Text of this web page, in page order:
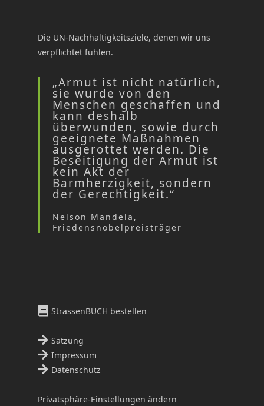
Die UN-Nachhaltigkeitsziele, denen wir uns
verpflichtet fühlen.
„Armut ist nicht natürlich,
sie wurde von den
Menschen geschaffen und
kann deshalb
überwunden, sowie durch
geeignete Maßnahmen
ausgerottet werden. Die
Beseitigung der Armut ist
kein Akt der
Barmherzigkeit, sondern
der Gerechtigkeit.“
Nelson Mandela,
Friedensnobelpreisträger
StrassenBUCH bestellen
Satzung
Impressum
Datenschutz
Privatsphäre-Einstellungen ändern